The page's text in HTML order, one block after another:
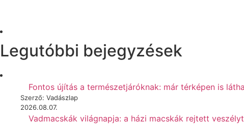
Legutóbbi bejegyzések
Fontos újítás a természetjáróknak: már térképen is
Szerző: Vadászlap
2026.08.07.
Vadmacskák világnapja: a házi macskák rejtett